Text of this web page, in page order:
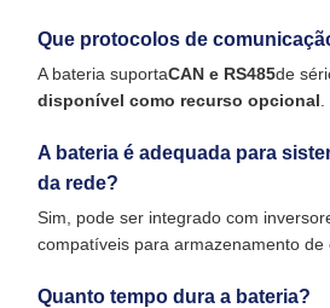
Que protocolos de
A bateria suportaCAN e RS485de
disponível como recurso opcional
A bateria é adequada para
da rede?
Sim, pode ser integrado com
compatíveis para armazenamento de
Quanto tempo dura a bateria?